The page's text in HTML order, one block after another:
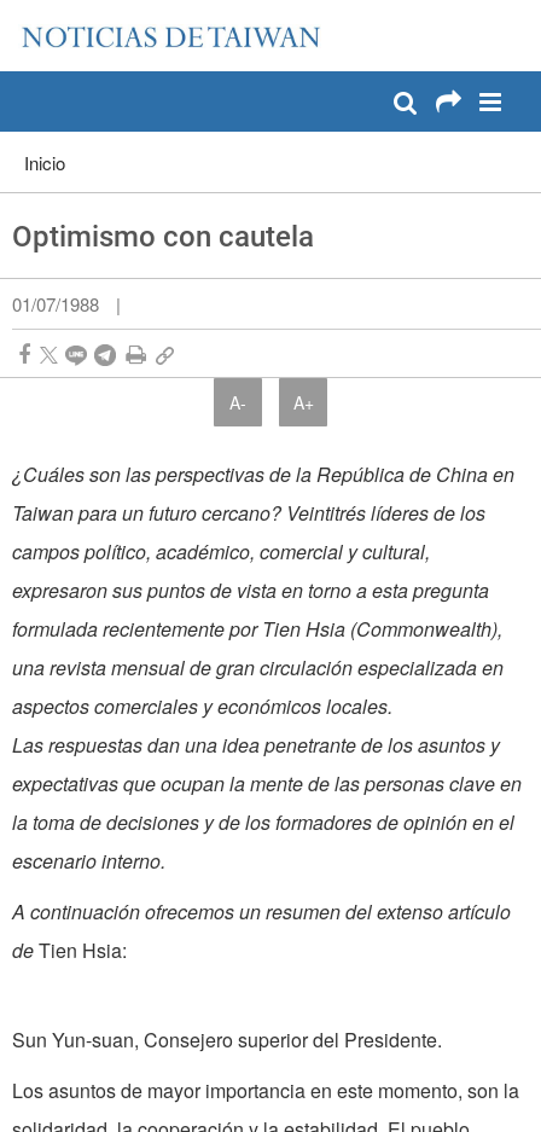
Pase a contenido principal
Inicio
Optimismo con cautela
01/07/1988 |
A- A+
¿Cuáles son las perspectivas de la República de China en
Taiwan para un futuro cercano? Veintitrés líderes de los
campos político, académico, comercial y cultural,
expresaron sus puntos de vista en torno a esta pregunta
formulada recientemente por Tien Hsia (Commonwealth),
una revista mensual de gran circulación especializada en
aspectos comerciales y económicos locales.
Las respuestas dan una idea penetrante de los asuntos y
expectativas que ocupan la mente de las personas clave en
la toma de decisiones y de los formadores de opinión en el
escenario interno.
A continuación ofrecemos un resumen del extenso artículo
deTien Hsia:
Sun Yun-suan, Consejero superior del Presidente.
Los asuntos de mayor importancia en este momento, son la